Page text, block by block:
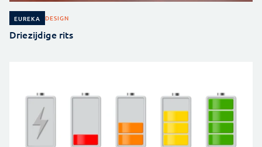
EUREKA DESIGN
Driezijdige rits